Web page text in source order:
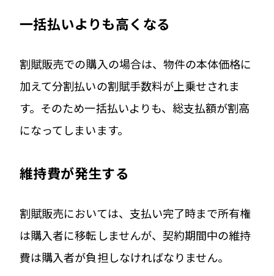
一括払いよりも高くなる
割賦販売での購入の場合は、物件の本体価格に
加えて分割払いの割賦手数料が上乗せされま
す。そのため一括払いよりも、総支払額が割高
になってしまいます。
維持費が発生する
割賦販売においては、支払い完了時まで所有権
は購入者に移転しませんが、契約期間中の維持
費は購入者が負担しなければなりません。